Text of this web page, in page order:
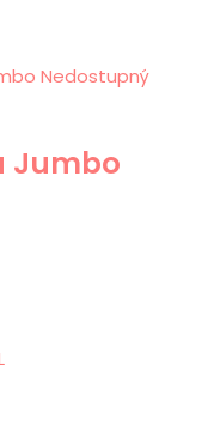
Nedostupný
Jumbo